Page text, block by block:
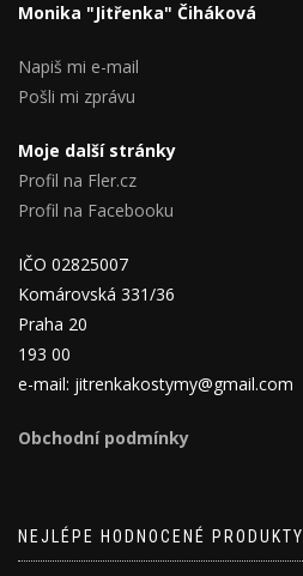
Monika "Jitřenka" Čiháková
Napiš mi e-mail
Pošli mi zprávu
Moje další stránky
Profil na Fler.cz
Profil na Facebooku
IČO 02825007
Komárovská 331/36
Praha 20
193 00
e-mail: jitrenkakostymy@gmail.com
Obchodní podmínky
NEJLÉPE HODNOCENÉ PRODUKTY